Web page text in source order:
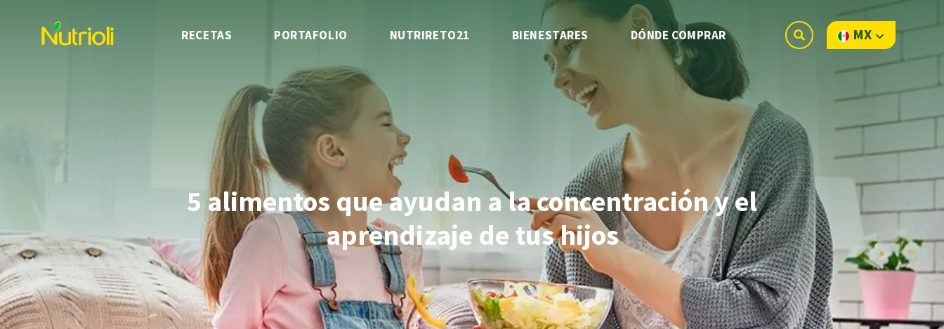
RECETAS PORTAFOLIO NUTRIRETO21 BIENESTARES DÓNDE COMPRAR MX
5 alimentos que ayudan a la concentración y el
aprendizaje de tus hijos